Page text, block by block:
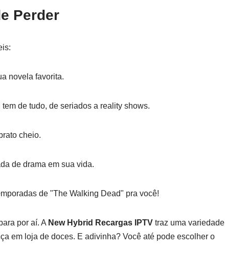
Perder
novela favorita.
de tudo, de seriados a reality shows.
cheio.
de drama em sua vida.
de "The Walking Dead" pra você!
por aí. A New Hybrid Recargas IPTV traz uma variedade
em loja de doces. E adivinha? Você até pode escolher o